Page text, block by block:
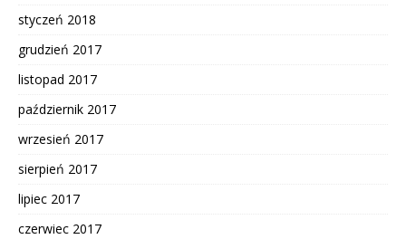
styczeń 2018
grudzień 2017
listopad 2017
październik 2017
wrzesień 2017
sierpień 2017
lipiec 2017
czerwiec 2017